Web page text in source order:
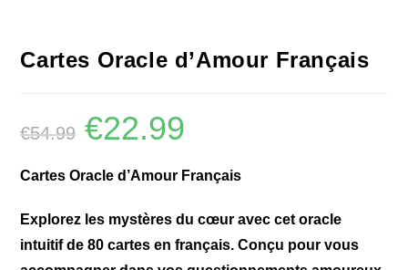
Cartes Oracle d’Amour Français
€54.99 €22.99
Cartes Oracle d’Amour Français
Explorez les mystères du cœur avec cet oracle
intuitif de 80 cartes en français. Conçu pour vous